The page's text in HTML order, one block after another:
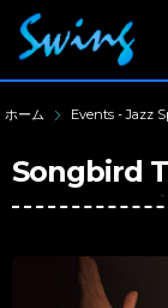
ホーム Events - Jazz
Songbird